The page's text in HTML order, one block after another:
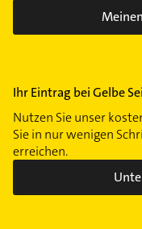
Ihr Eintrag bei Gelbe
Nutzen Sie unser
Sie in nur wenigen
erreichen.